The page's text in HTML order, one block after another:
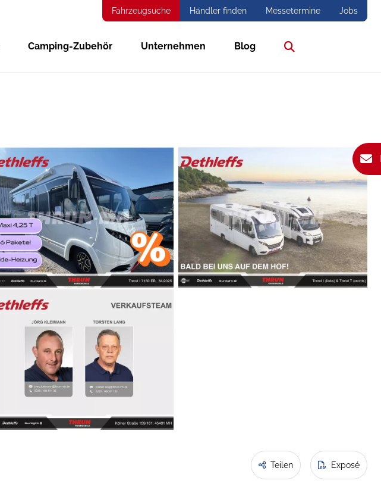
Fahrzeugsuche Händler finden Messetermine Jobs
Camping-Zubehör Unternehmen Blog
Teilen Exposé